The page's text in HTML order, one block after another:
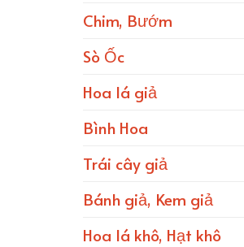
Chim, Bướm
Sò Ốc
Hoa lá giả
Bình Hoa
Trái cây giả
Bánh giả, Kem giả
Hoa lá khô, Hạt khô